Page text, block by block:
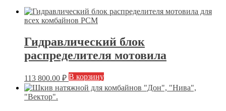
Гидравлический блок
распределителя мотовила
113 800.00 ₽ В корзину